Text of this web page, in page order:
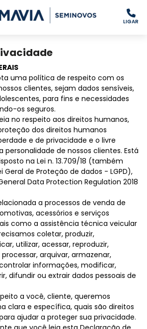
LIGAR
uma política de respeito com os
clientes, sejam dados sensíveis,
para fins e necessidades
os seguros.
no respeito aos direitos humanos,
dos direitos humanos
e de privacidade e o livre
de nossos clientes. Está
na Lei n. 13.709/18 (também
de Proteção de dados - LGPD),
Data Protection Regulation 2018
a processos de venda de
acessórios e serviços
como a assistência técnica veicular
coletar, produzir,
utilizar, acessar, reproduzir,
arquivar, armazenar,
informações, modificar,
difundir ou extrair dados pessoais de
a você, cliente, queremos
clara e específica, quais são direitos
ajudar a proteger sua privacidade.